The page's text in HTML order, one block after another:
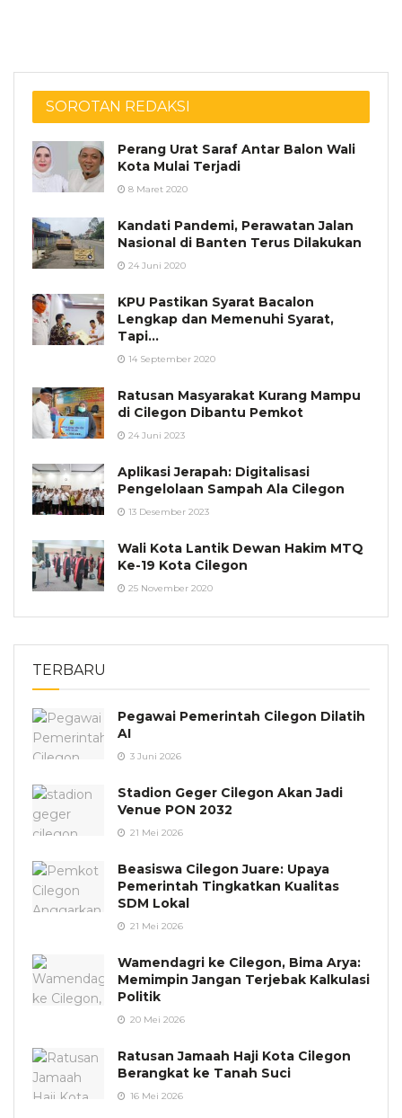
SOROTAN REDAKSI
Perang Urat Saraf Antar Balon Wali
Kota Mulai Terjadi
8 Maret 2020
Kandati Pandemi, Perawatan Jalan
Nasional di Banten Terus Dilakukan
24 Juni 2020
KPU Pastikan Syarat Bacalon
Lengkap dan Memenuhi Syarat,
Tapi…
14 September 2020
Ratusan Masyarakat Kurang Mampu
di Cilegon Dibantu Pemkot
24 Juni 2023
Aplikasi Jerapah: Digitalisasi
Pengelolaan Sampah Ala Cilegon
13 Desember 2023
Wali Kota Lantik Dewan Hakim MTQ
Ke-19 Kota Cilegon
25 November 2020
TERBARU
Pegawai Pemerintah Cilegon Dilatih
AI
3 Juni 2026
Stadion Geger Cilegon Akan Jadi
Venue PON 2032
21 Mei 2026
Beasiswa Cilegon Juare: Upaya
Pemerintah Tingkatkan Kualitas
SDM Lokal
21 Mei 2026
Wamendagri ke Cilegon, Bima Arya:
Memimpin Jangan Terjebak Kalkulasi
Politik
20 Mei 2026
Ratusan Jamaah Haji Kota Cilegon
Berangkat ke Tanah Suci
16 Mei 2026